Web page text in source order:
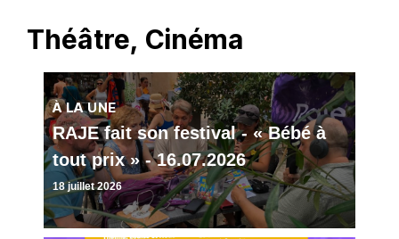
Théâtre, Cinéma
À LA UNE
RAJE fait son festival - « Bébé à
tout prix » - 16.07.2026
18 juillet 2026